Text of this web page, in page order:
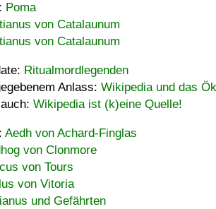
Poma
von Catalaunum
von Catalaunum
Ritualmordlegenden
Anlass: Wikipedia und das
Wikipedia ist (k)eine Quelle!
Aedh von Achard-Finglas
von Clonmore
von Tours
von Vitoria
und Gefährten